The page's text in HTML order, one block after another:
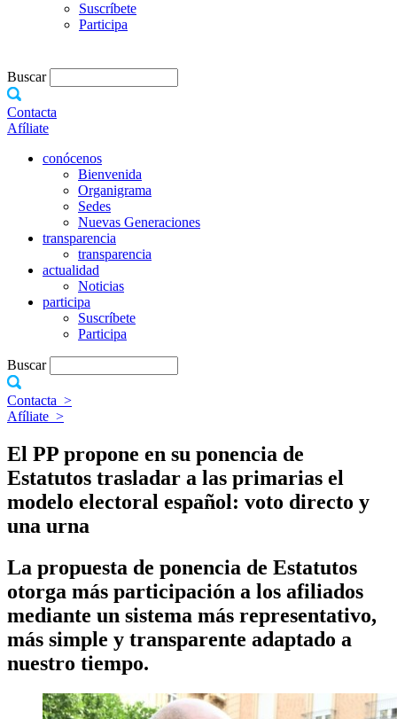
Suscríbete
Participa
Buscar
Contacta
Afíliate
conócenos
Bienvenida
Organigrama
Sedes
Nuevas Generaciones
transparencia
transparencia
actualidad
Noticias
participa
Suscríbete
Participa
Buscar
Contacta >
Afíliate >
El PP propone en su ponencia de
Estatutos trasladar a las primarias el
modelo electoral español: voto directo y
una urna
La propuesta de ponencia de Estatutos
otorga más participación a los afiliados
mediante un sistema más representativo,
más simple y transparente adaptado a
nuestro tiempo.